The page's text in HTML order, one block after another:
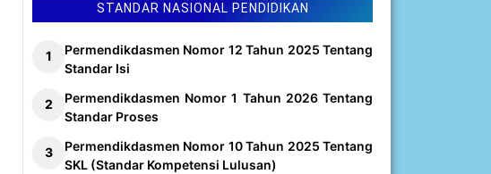
STANDAR NASIONAL PENDIDIKAN
Permendikdasmen Nomor 12 Tahun 2025 Tentang
Standar Isi
Permendikdasmen Nomor 1 Tahun 2026 Tentang
Standar Proses
Permendikdasmen Nomor 10 Tahun 2025 Tentang
SKL (Standar Kompetensi Lulusan)